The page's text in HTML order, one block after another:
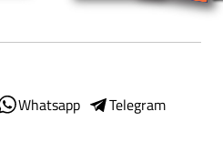
Whatsapp
Telegram